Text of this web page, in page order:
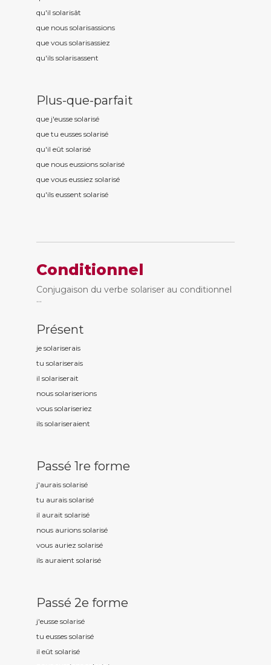
qu'il solarisât
que nous solarisassions
que vous solarisassiez
qu'ils solarisassent
Plus-que-parfait
que j'eusse solarisé
que tu eusses solarisé
qu'il eût solarisé
que nous eussions solarisé
que vous eussiez solarisé
qu'ils eussent solarisé
Conditionnel
Conjugaison du verbe solariser au conditionnel
...
Présent
je solariserais
tu solariserais
il solariserait
nous solariserions
vous solariseriez
ils solariseraient
Passé 1re forme
j'aurais solarisé
tu aurais solarisé
il aurait solarisé
nous aurions solarisé
vous auriez solarisé
ils auraient solarisé
Passé 2e forme
j'eusse solarisé
tu eusses solarisé
il eût solarisé